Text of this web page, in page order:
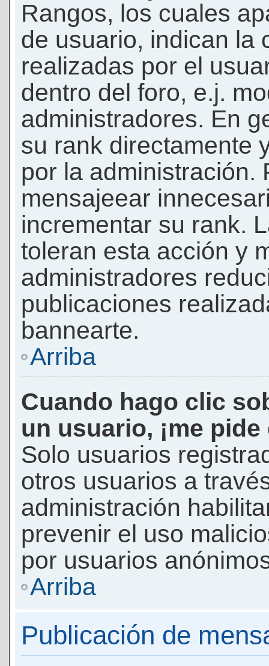
Rangos, los cuales
de usuario, indican la
realizadas por el
dentro del foro, e.j.
administradores. En
su rank directamente
por la administración.
mensajeear
incrementar su rank.
toleran esta acción y
administradores
publicaciones
bannearte.
Arriba
Cuando hago clic
un usuario, ¡me
Solo usuarios
otros usuarios a
administración
prevenir el uso
por usuarios
Arriba
Publicación de